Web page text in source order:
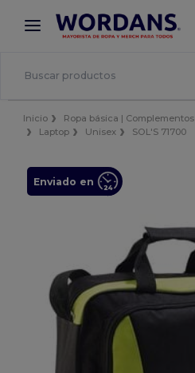
× App de Wordans
¡Mejores precios en app!
Inicio Ropa básica | Complementos
Laptop
Unisex SOL'S 71700
Enviado en